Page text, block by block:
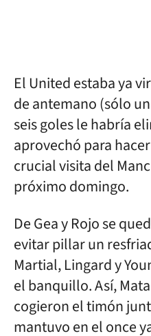
El United estaba ya
de antemano (sólo
seis goles le habría
aprovechó para
crucial visita del
próximo domingo.
De Gea y Rojo se
evitar pillar un
Martial, Lingard y
el banquillo. Así,
cogieron el timón
mantuvo en el once